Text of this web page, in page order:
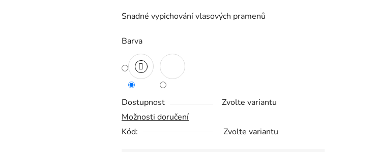
0,0
hvězdiček.
Snadné vypichování vlasových pramenů
Barva
Dostupnost
Zvolte variantu
Možnosti doručení
Kód:
Zvolte variantu